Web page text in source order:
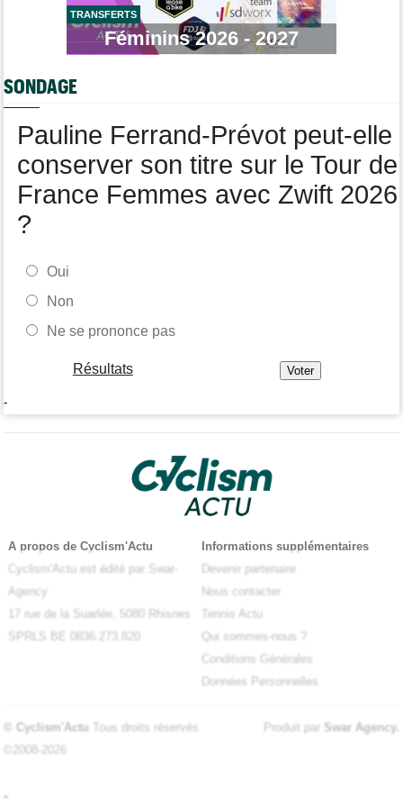
Tour de Pologne
Stefan Küng la 7e étape, Brenner le général... jackpot pour
Tudor
Route
TRANSFERTS
Féminins 2026 - 2027
SONDAGE
Pauline Ferrand-Prévot peut-elle
conserver son titre sur le Tour de
France Femmes avec Zwift 2026
?
Oui
Non
Ne se prononce pas
Résultats
-
A propos de Cyclism'Actu
Cyclism'Actu est édité par Swar-
Agency
17 rue de la Suarlée, 5080 Rhisnes
SPRLS BE 0836.273.820
Informations supplémentaires
Devenir partenaire
Nous contacter
Tennis Actu
Qui sommes-nous ?
Conditions Générales
Données Personnelles
© Cyclism'Actu Tous droits réservés
©2008-2026
Produit par Swar Agency.
-